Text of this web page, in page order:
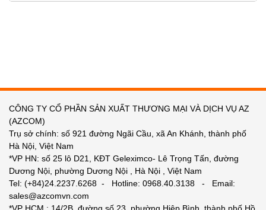
CÔNG TY CỔ PHẦN SẢN XUẤT THƯƠNG MẠI VÀ DỊCH VỤ AZ
(AZCOM)
Trụ sở chính: số 921 đường Ngãi Cầu, xã An Khánh, thành phố
Hà Nội, Việt Nam
*VP HN: số 25 lô D21, KĐT Geleximco- Lê Trọng Tấn, đường
Dương Nội, phường Dương Nội , Hà Nội , Việt Nam
Tel: (+84)24.2237.6268 - Hotline: 0968.40.3138 - Email:
sales@azcomvn.com